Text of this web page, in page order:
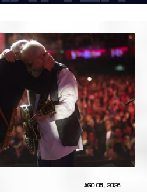
AGO 06, 2026